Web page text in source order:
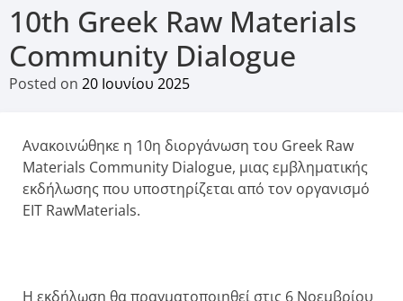
10th Greek Raw Materials
Community Dialogue
Posted on 20 Ιουνίου 2025
Ανακοινώθηκε η 10η διοργάνωση του Greek Raw
Materials Community Dialogue, μιας εμβληματικής
εκδήλωσης που υποστηρίζεται από τον οργανισμό
EIT RawMaterials.
Η εκδήλωση θα πραγματοποιηθεί στις 6 Νοεμβρίου